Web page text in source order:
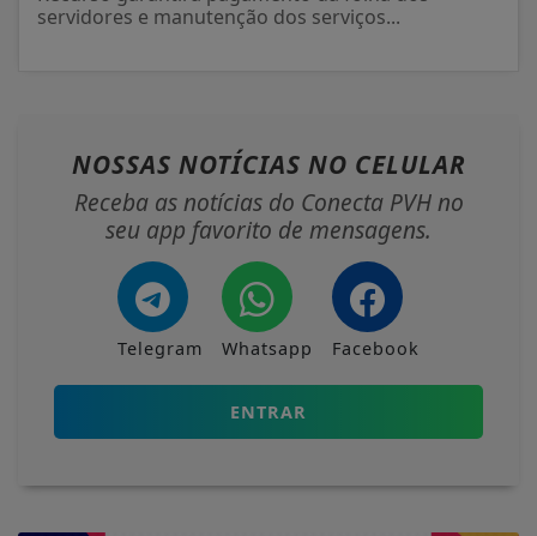
servidores e manutenção dos serviços...
NOSSAS NOTÍCIAS NO CELULAR
Receba as notícias do Conecta PVH no
seu app favorito de mensagens.
Telegram Whatsapp Facebook
ENTRAR